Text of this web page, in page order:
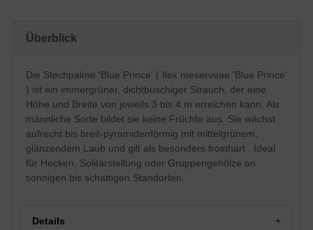
Wuchsform
Blatt
zugespitzt, gewellter Rand, mit weichen
Dornen besetzt, mittelgrün glänzend, bis
Frucht
Keine
Blüte
Weiß, im Mai
Boden
Feuchte, humose, gut durchlässige
Böden, Staunässe vermeiden
Standort
Sonnig bis schattig
robust
sehr frosthart und windfest
verträgt keine Staunässe
langsamwüchsig
Überblick
Die Stechpalme 'Blue Prince' ( Ilex meserveae 'Blue Prince'
) ist ein immergrüner, dichtbuschiger Strauch, der eine
Höhe und Breite von jeweils 3 bis 4 m erreichen kann. Als
männliche Sorte bildet sie keine Früchte aus. Sie wächst
aufrecht bis breit-pyramidenförmig mit mittelgrünem,
glänzendem Laub und gilt als besonders frosthart . Ideal
für Hecken, Solitärstellung oder Gruppengehölze an
sonnigen bis schattigen Standorten.
Details